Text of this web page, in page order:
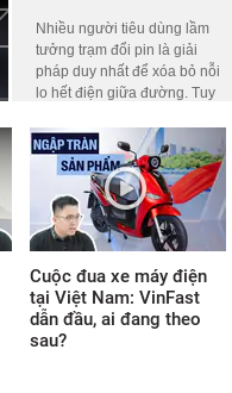
Nhiều người tiêu dùng lầm
tưởng trạm đổi pin là giải
pháp duy nhất để xóa bỏ nỗi
lo hết điện giữa đường. Tuy
Thúc Hoàng Linh – người
đang sở hữu nhiều mẫu xe
máy điện của Honda lại có
góc nhìn khác biệt.
Cuộc đua xe máy điện
tại Việt Nam: VinFast
dẫn đầu, ai đang theo
sau?